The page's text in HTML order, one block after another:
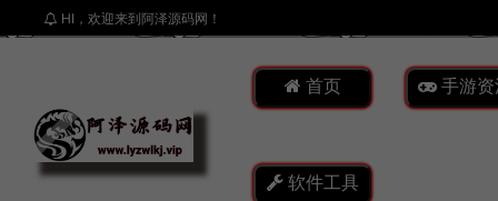
HI，欢迎来到阿泽源码网！
首页 手游资
软件工具